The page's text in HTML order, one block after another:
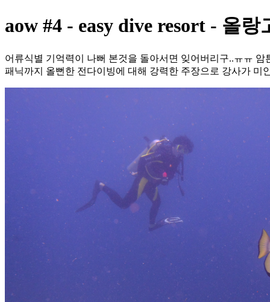
aow #4 - easy dive resort - 올랑
어류식별 기억력이 나뻐 본것을 돌아서면 잊어버리구..ㅠㅠ
패닉까지 올뻔한 전다이빙에 대해 강력한 주장으로 강사가 미